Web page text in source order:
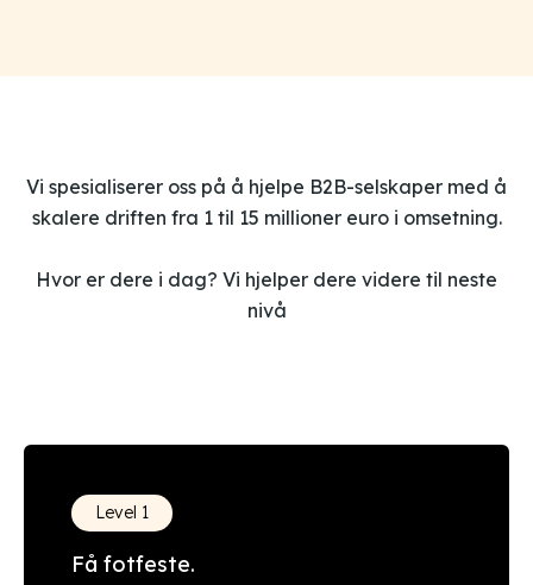
Vi spesialiserer oss på å hjelpe B2B-selskaper med å
skalere driften fra 1 til 15 millioner euro i omsetning.
Hvor er dere i dag? Vi hjelper dere videre til neste
nivå
Level 1
Få fotfeste.